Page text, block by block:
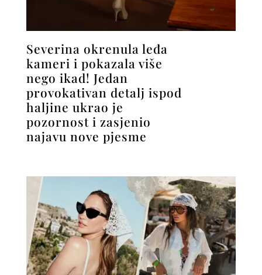
Severina okrenula leđa
kameri i pokazala više
nego ikad! Jedan
provokativan detalj ispod
haljine ukrao je
pozornost i zasjenio
najavu nove pjesme